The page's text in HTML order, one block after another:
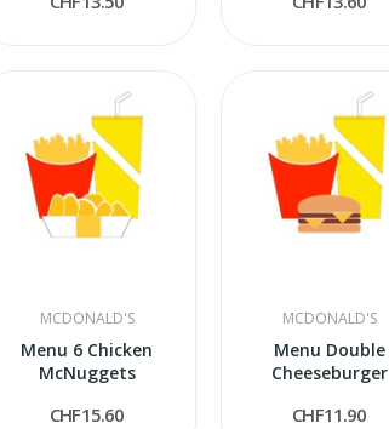
MCDONALD'S
Menu 6 Chicken
McNuggets
CHF15.60
MCDONALD'S
Menu Double
Cheeseburger
CHF11.90